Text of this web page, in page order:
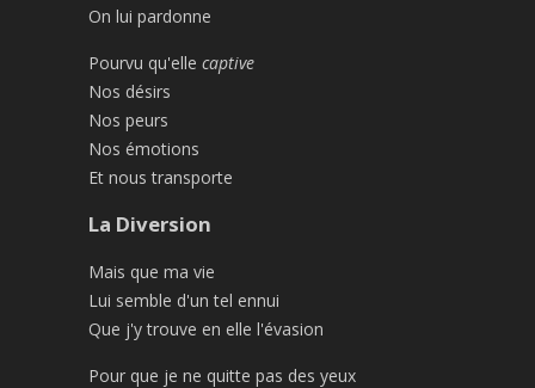
On lui pardonne
Pourvu qu'elle captive
Nos désirs
Nos peurs
Nos émotions
Et nous transporte
La Diversion
Mais que ma vie
Lui semble d'un tel ennui
Que j'y trouve en elle l'évasion
Pour que je ne quitte pas des yeux